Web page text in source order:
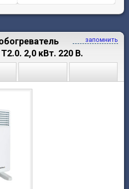
запомнить
2,0 кВт. 220 В.